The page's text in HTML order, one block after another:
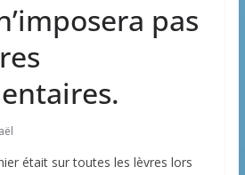
pas
était sur toutes les lèvres lors